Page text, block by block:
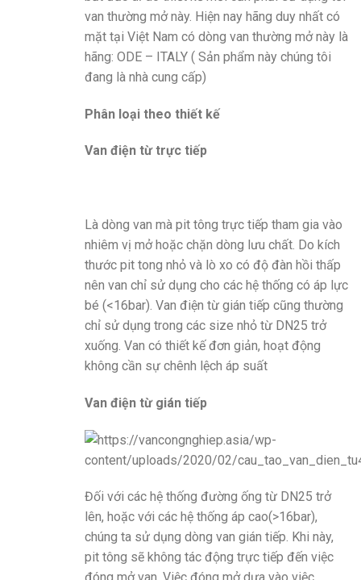
van thường mở này. Hiện nay hãng duy nhất có
mặt tại Việt Nam có dòng van thường mở này là
hãng: ODE – ITALY ( Sản phẩm này chúng tôi
đang là nhà cung cấp)
Phân loại theo thiết kế
Van điện từ trực tiếp
Là dòng van mà pit tông trực tiếp tham gia vào
nhiêm vị mở hoặc chặn dòng lưu chất. Do kích
thước pit tong nhỏ và lò xo có độ đàn hồi thấp
nên van chỉ sử dụng cho các hệ thống có áp lực
bé (<16bar). Van điện từ gián tiếp cũng thường
chỉ sử dụng trong các size nhỏ từ DN25 trở
xuống. Van có thiết kế đơn giản, hoạt động
không cần sự chênh lệch áp suất
Van điện từ gián tiếp
Đối với các hệ thống đường ống từ DN25 trở
lên, hoặc với các hệ thống áp cao(>16bar),
chúng ta sử dụng dòng van gián tiếp. Khi này,
pit tông sẽ không tác động trực tiếp đến việc